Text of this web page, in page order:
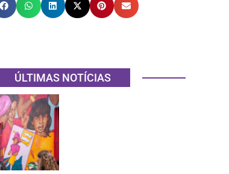
ÚLTIMAS NOTÍCIAS